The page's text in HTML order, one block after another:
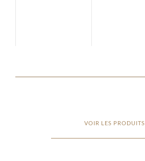
VOIR LES PRODUITS